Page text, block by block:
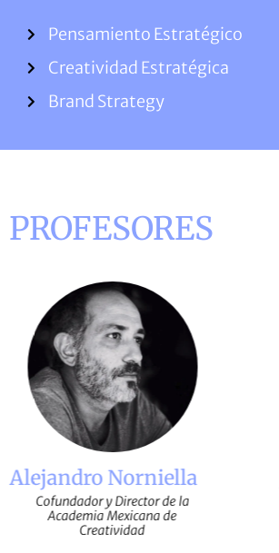
Pensamiento Estratégico
Creatividad Estratégica
Brand Strategy
PROFESORES
Julieta Loaiza
Partner & CSO en 29-7 Agency